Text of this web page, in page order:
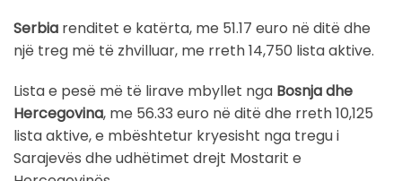
Serbia renditet e katërta, me 51.17 euro në ditë dhe
një treg më të zhvilluar, me rreth 14,750 lista aktive.
Lista e pesë më të lirave mbyllet nga Bosnja dhe
Hercegovina, me 56.33 euro në ditë dhe rreth 10,125
lista aktive, e mbështetur kryesisht nga tregu i
Sarajevës dhe udhëtimet drejt Mostarit e